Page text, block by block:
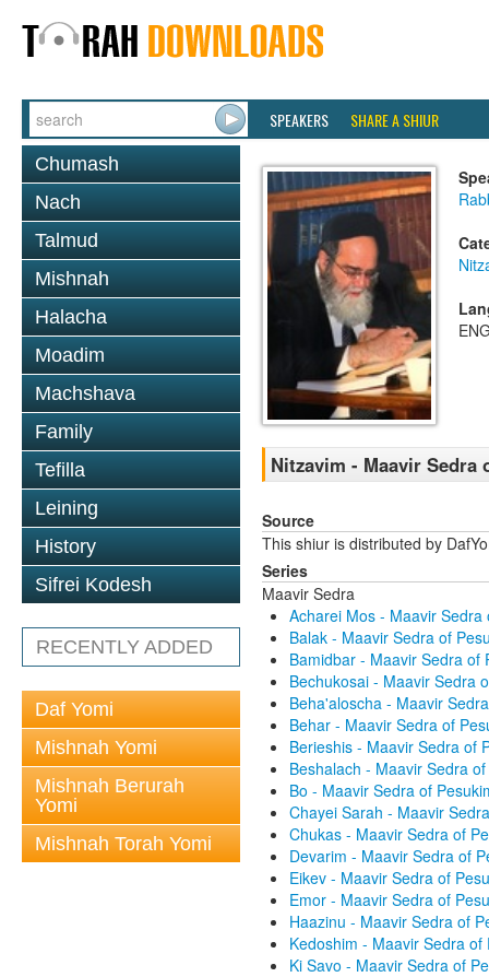
SPEAKERS SHARE A SHIUR
Chumash
Nach
Talmud
Mishnah
Halacha
Moadim
Machshava
Family
Tefilla
Leining
History
Sifrei Kodesh
RECENTLY ADDED
Daf Yomi
Mishnah Yomi
Mishnah Berurah
Yomi
Mishnah Torah Yomi
Nitzavim - Maavir Sedra
Source
This shiur is distributed by
Series
Maavir Sedra
Acharei Mos - Maavir
Balak - Maavir Sedra of
Bamidbar - Maavir Sedra of
Bechukosai - Maavir Sedra
Beha'aloscha - Maavir
Behar - Maavir Sedra of
Berieshis - Maavir Sedra of
Beshalach - Maavir Sedra
Bo - Maavir Sedra of
Chayei Sarah - Maavir
Chukas - Maavir Sedra of
Devarim - Maavir Sedra of
Eikev - Maavir Sedra of
Emor - Maavir Sedra of
Haazinu - Maavir Sedra of
Kedoshim - Maavir Sedra
Ki Savo - Maavir Sedra of